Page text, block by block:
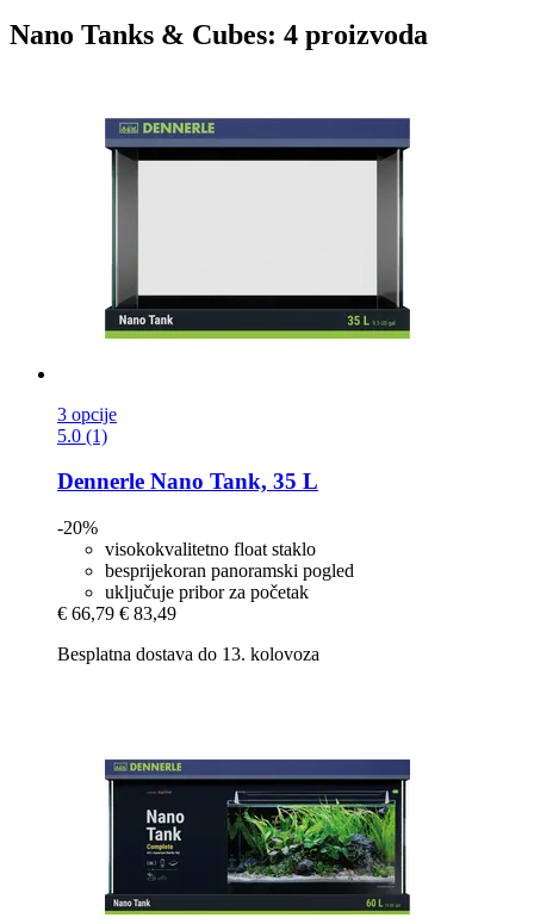
Nano Tanks & Cubes: 4 proizvoda
3 opcije
5.0 (1)
Dennerle Nano Tank, 35 L
-20%
visokokvalitetno float staklo
besprijekoran panoramski pogled
uključuje pribor za početak
€ 66,79 € 83,49
Besplatna dostava do 13. kolovoza